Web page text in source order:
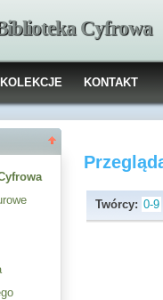
Cyfrowa
KOLEKCJE KONTAKT
Twórcy: 0-9